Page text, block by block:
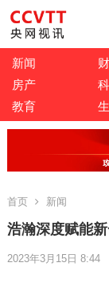
新闻
房产
教育
首页 新闻
浩瀚深度赋能
2023年3月15日 8:44